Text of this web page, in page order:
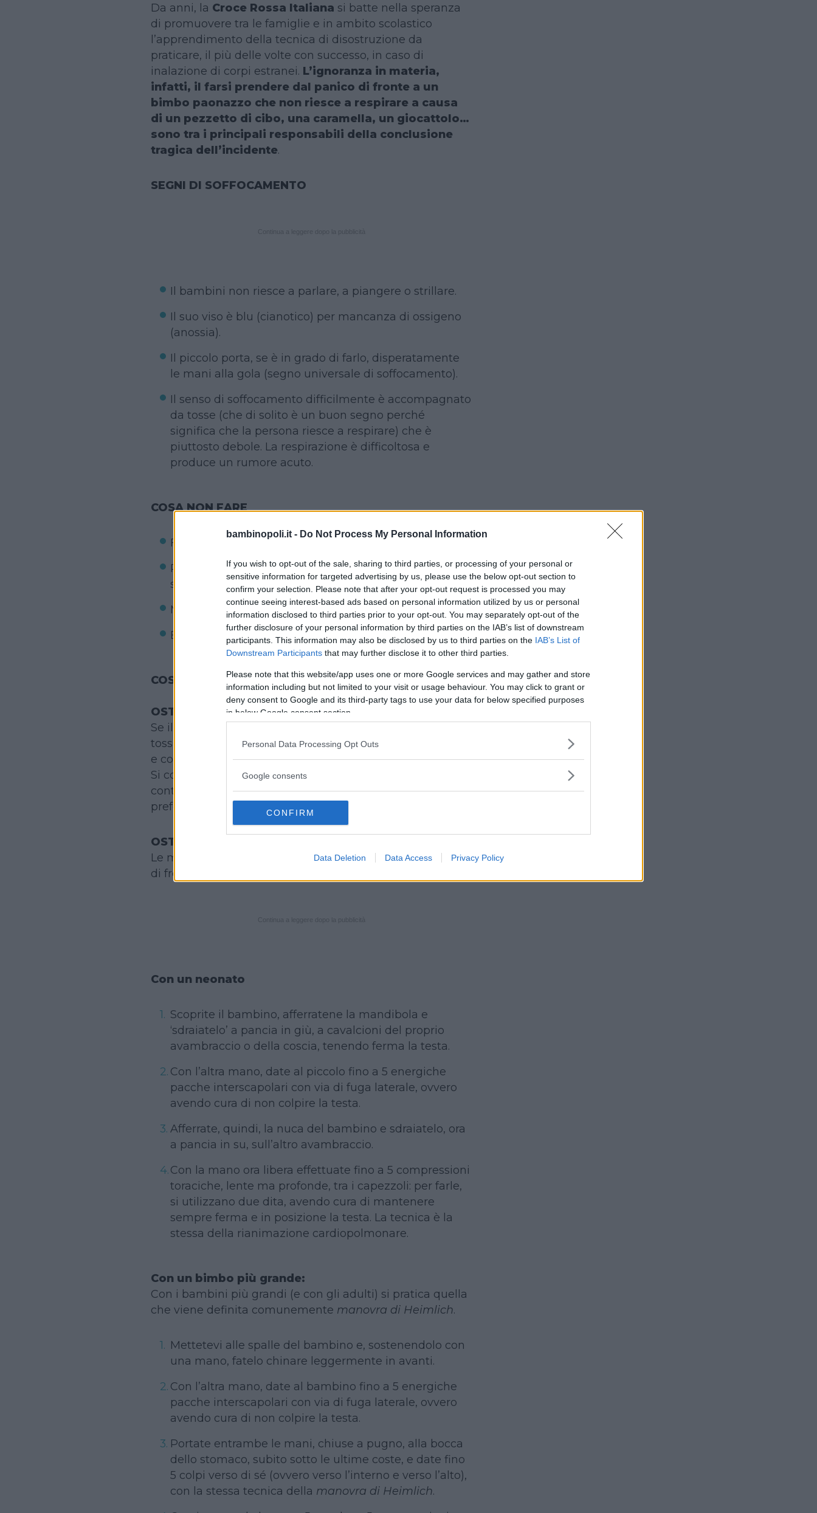
bambinopoli.it - Do Not Process My Personal Information
If you wish to opt-out of the sale, sharing to third parties, or processing of your personal or
sensitive information for targeted advertising by us, please use the below opt-out section to
confirm your selection. Please note that after your opt-out request is processed you may
continue seeing interest-based ads based on personal information utilized by us or personal
information disclosed to third parties prior to your opt-out. You may separately opt-out of the
further disclosure of your personal information by third parties on the IAB’s list of downstream
participants. This information may also be disclosed by us to third parties on the IAB’s List of
Downstream Participants that may further disclose it to other third parties.
Please note that this website/app uses one or more Google services and may gather and store
information including but not limited to your visit or usage behaviour. You may click to grant or
deny consent to Google and its third-party tags to use your data for below specified purposes
in below Google consent section.
Personal Data Processing Opt Outs
Google consents
CONFIRM
Data Deletion Data Access Privacy Policy
Da anni, la Croce Rossa Italiana si batte nella speranza
di promuovere tra le famiglie e in ambito scolastico
l’apprendimento della tecnica di disostruzione da
praticare, il più delle volte con successo, in caso di
inalazione di corpi estranei. L’ignoranza in materia,
infatti, il farsi prendere dal panico di fronte a un
bimbo paonazzo che non riesce a respirare a causa
di un pezzetto di cibo, una caramella, un giocattolo…
sono tra i principali responsabili della conclusione
tragica dell’incidente.
SEGNI DI SOFFOCAMENTO
Il bambini non riesce a parlare, a piangere o strillare.
Il suo viso è blu (cianotico) per mancanza di ossigeno
(anossia).
Il piccolo porta, se è in grado di farlo, disperatamente
le mani alla gola (segno universale di soffocamento).
Il senso di soffocamento difficilmente è accompagnato
da tosse (che di solito è un buon segno perché
significa che la persona riesce a respirare) che è
piuttosto debole. La respirazione è difficoltosa e
produce un rumore acuto.
COSA NON FARE
Farsi prendere dal panico
Prendere per i piedi il bambino che è ostruito e che sta
soffocando
Mettergli le dita in bocca
Battergli la schiena
COSA FARE IN CASO DI:
OSTRUZIONE PARZIALE
Se il bambino è cosciente, piange, riesce a parlare,
tossisce, non occorre fare nulla, soprattutto evitare pacche
e colpi sulle spalle che potrebbero aggravare la situazione.
Si consiglia, invece, di consigliare al bambino di
continuare a tossire, mantenendo la posizione che
preferisce.
OSTRUZIONE TOTALE
Le manovre in questo cambiano a seconda che ci si trovi
di fronte a un lattante o a un bambino più grande.
Con un neonato
Scoprite il bambino, afferratene la mandibola e
‘sdraiatelo’ a pancia in giù, a cavalcioni del proprio
avambraccio o della coscia, tenendo ferma la testa.
Con l’altra mano, date al piccolo fino a 5 energiche
pacche interscapolari con via di fuga laterale, ovvero
avendo cura di non colpire la testa.
Afferrate, quindi, la nuca del bambino e sdraiatelo, ora
a pancia in su, sull’altro avambraccio.
Con la mano ora libera effettuate fino a 5 compressioni
toraciche, lente ma profonde, tra i capezzoli: per farle,
si utilizzano due dita, avendo cura di mantenere
sempre ferma e in posizione la testa. La tecnica è la
stessa della rianimazione cardiopolmonare.
Con un bimbo più grande:
Con i bambini più grandi (e con gli adulti) si pratica quella
che viene definita comunemente manovra di Heimlich.
Mettetevi alle spalle del bambino e, sostenendolo con
una mano, fatelo chinare leggermente in avanti.
Con l’altra mano, date al bambino fino a 5 energiche
pacche interscapolari con via di fuga laterale, ovvero
avendo cura di non colpire la testa.
Portate entrambe le mani, chiuse a pugno, alla bocca
dello stomaco, subito sotto le ultime coste, e date fino
5 colpi verso di sé (ovvero verso l’interno e verso l’alto),
con la stessa tecnica della manovra di Heimlich.